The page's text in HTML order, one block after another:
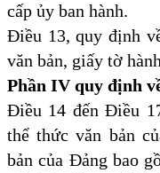
cấp ủy ban hành.
Điều 13, quy định
văn bản, giấy tờ
Phần IV quy định
Điều 14 đến Điều
thể thức văn bản
bản của Đảng bao